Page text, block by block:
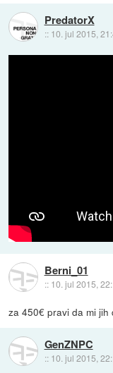
PredatorX
:: 10. jul 2015,
Berni_01
:: 10. jul 2015,
za 450€ pravi da mi jih
GenZNPC
:: 10. jul 2015,